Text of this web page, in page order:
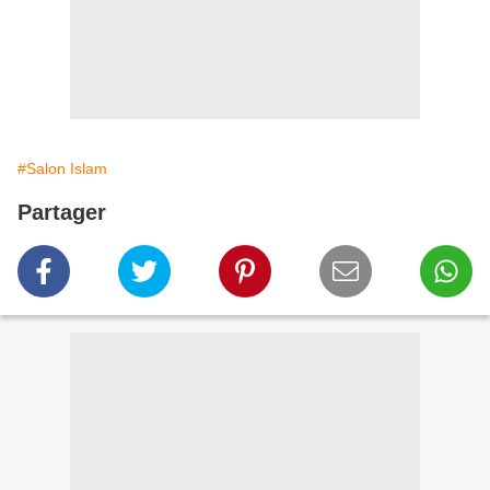
#Salon Islam
Partager